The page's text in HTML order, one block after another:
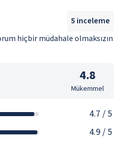
hiçbir müdahale olmaksızın
5 inceleme
4.8
Mükemmel
4.7 / 5
4.9/ 5